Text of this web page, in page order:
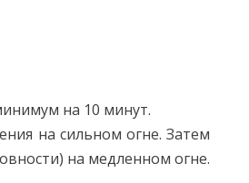
на 10 минут.
на сильном огне. Затем
на медленном огне.